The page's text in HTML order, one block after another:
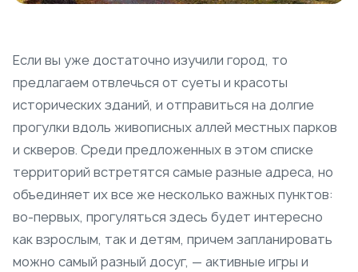
Если вы уже достаточно изучили город, то
предлагаем отвлечься от суеты и красоты
исторических зданий, и отправиться на долгие
прогулки вдоль живописных аллей местных парков
и скверов. Среди предложенных в этом списке
территорий встретятся самые разные адреса, но
объединяет их все же несколько важных пунктов:
во-первых, прогуляться здесь будет интересно
как взрослым, так и детям, причем запланировать
можно самый разный досуг, — активные игры и